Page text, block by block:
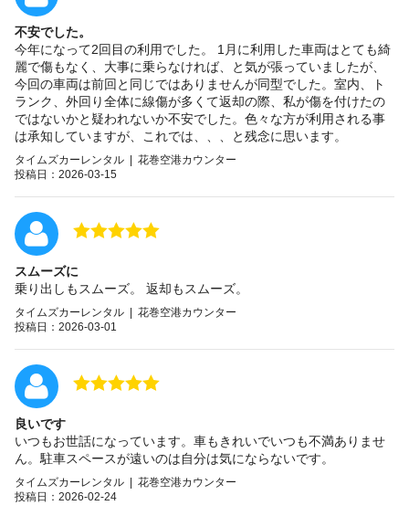
不安でした。
今年になって2回目の利用でした。 1月に利用した車両はとても綺
麗で傷もなく、大事に乗らなければ、と気が張っていましたが、
今回の車両は前回と同じではありませんが同型でした。室内、ト
ランク、外回り全体に線傷が多くて返却の際、私が傷を付けたの
ではないかと疑われないか不安でした。色々な方が利用される事
は承知していますが、これでは、、、と残念に思います。
タイムズカーレンタル | 花巻空港カウンター
投稿日：2026-03-15
スムーズに
乗り出しもスムーズ。 返却もスムーズ。
タイムズカーレンタル | 花巻空港カウンター
投稿日：2026-03-01
良いです
いつもお世話になっています。車もきれいでいつも不満ありませ
ん。駐車スペースが遠いのは自分は気にならないです。
タイムズカーレンタル | 花巻空港カウンター
投稿日：2026-02-24